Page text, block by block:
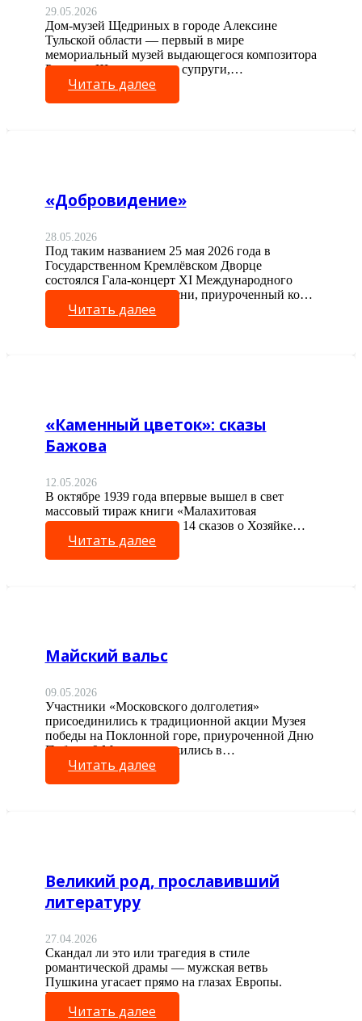
29.05.2026
Дом-музей Щедриных в городе Алексине
Тульской области — первый в мире
мемориальный музей выдающегося композитора
Родиона Щедрина и его супруги,…
Читать далее
«Добровидение»
28.05.2026
Под таким названием 25 мая 2026 года в
Государственном Кремлёвском Дворце
состоялся Гала-концерт XI Международного
фестиваля народной песни, приуроченный ко…
Читать далее
«Каменный цветок»: сказы
Бажова
12.05.2026
В октябре 1939 года впервые вышел в свет
массовый тираж книги «Малахитовая
шкатулка». В нее вошло 14 сказов о Хозяйке…
Читать далее
Майский вальс
09.05.2026
Участники «Московского долголетия»
присоединились к традиционной акции Музея
победы на Поклонной горе, приуроченной Дню
Победы 9 Мая, и закружились в…
Читать далее
Великий род, прославивший
литературу
27.04.2026
Скандал ли это или трагедия в стиле
романтической драмы — мужская ветвь
Пушкина угасает прямо на глазах Европы.
Представьте: имя,…
Читать далее